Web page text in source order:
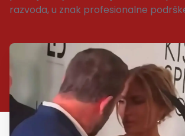
razvoda, u znak profesionalne